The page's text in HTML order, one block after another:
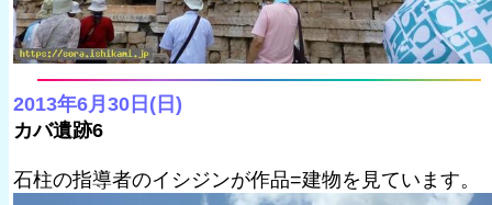
2013年6月30日(日)
カバ遺跡6
石柱の指導者のイシジンが作品=建物を見ています。